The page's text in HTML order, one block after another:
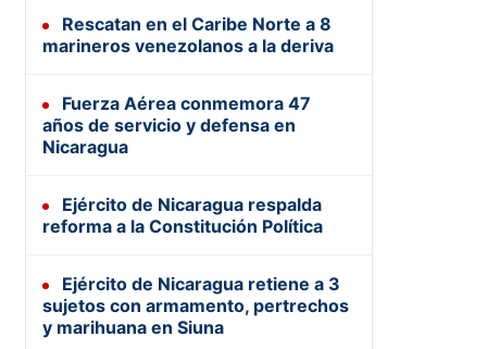
Rescatan en el Caribe Norte a 8
marineros venezolanos a la deriva
Fuerza Aérea conmemora 47
años de servicio y defensa en
Nicaragua
Ejército de Nicaragua respalda
reforma a la Constitución Política
Ejército de Nicaragua retiene a 3
sujetos con armamento, pertrechos
y marihuana en Siuna